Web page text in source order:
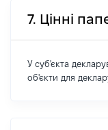
7. Цінні
У суб'єкта
об'єкти для